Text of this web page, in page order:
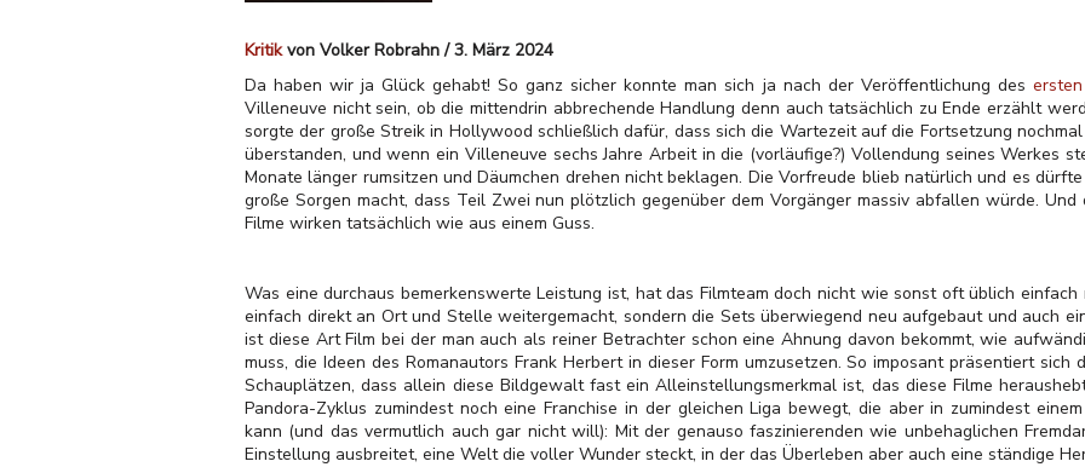
Kritikvon Volker Robrahn / 3. März 2024
Da haben wir ja Glück gehabt! So ganz sicher konnte man sich ja nach der Veröffentlichung des
Villeneuve nicht sein, ob die mittendrin abbrechende Handlung denn auch tatsächlich zu Ende erzählt
sorgte der große Streik in Hollywood schließlich dafür, dass sich die Wartezeit auf die Fortsetzung
überstanden, und wenn ein Villeneuve sechs Jahre Arbeit in die (vorläufige?) Vollendung seines Werkes
Monate länger rumsitzen und Däumchen drehen nicht beklagen. Die Vorfreude blieb natürlich und es
große Sorgen macht, dass Teil Zwei nun plötzlich gegenüber dem Vorgänger massiv abfallen würde.
Filme wirken tatsächlich wie aus einem Guss.
Was eine durchaus bemerkenswerte Leistung ist, hat das Filmteam doch nicht wie sonst oft üblich
einfach direkt an Ort und Stelle weitergemacht, sondern die Sets überwiegend neu aufgebaut und auch
ist diese Art Film bei der man auch als reiner Betrachter schon eine Ahnung davon bekommt, wie
muss, die Ideen des Romanautors Frank Herbert in dieser Form umzusetzen. So imposant präsentiert
Schauplätzen, dass allein diese Bildgewalt fast ein Alleinstellungsmerkmal ist, das diese Filme
Pandora-Zyklus zumindest noch eine Franchise in der gleichen Liga bewegt, die aber in zumindest
kann (und das vermutlich auch gar nicht will): Mit der genauso faszinierenden wie unbehaglichen
Einstellung ausbreitet, eine Welt die voller Wunder steckt, in der das Überleben aber auch eine ständige